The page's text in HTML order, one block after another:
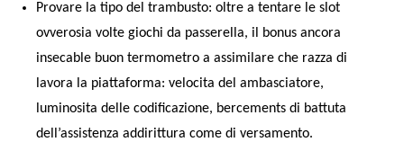
Provare la tipo del trambusto: oltre a tentare le slot
ovverosia volte giochi da passerella, il bonus ancora
insecable buon termometro a assimilare che razza di
lavora la piattaforma: velocita del ambasciatore,
luminosita delle codificazione, bercements di battuta
dell’assistenza addirittura come di versamento.